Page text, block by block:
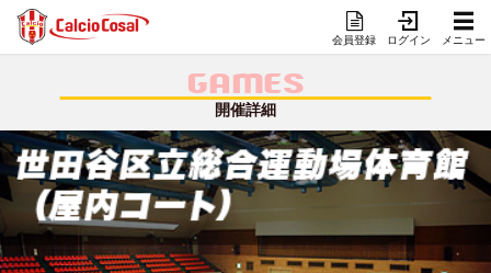
会員登録 ログイン メニュー
GAMES
開催詳細